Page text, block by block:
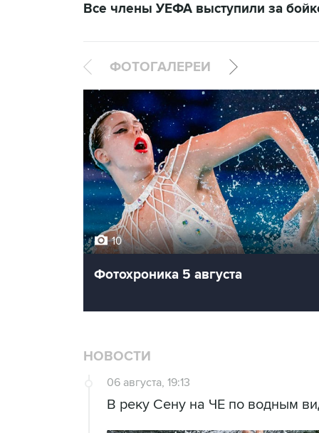
Все члены УЕФА выступили за
ФОТОГАЛЕРЕИ
10
Фотохроника 5 августа
НОВОСТИ
06 августа, 19:13
В реку Сену на ЧЕ по водным